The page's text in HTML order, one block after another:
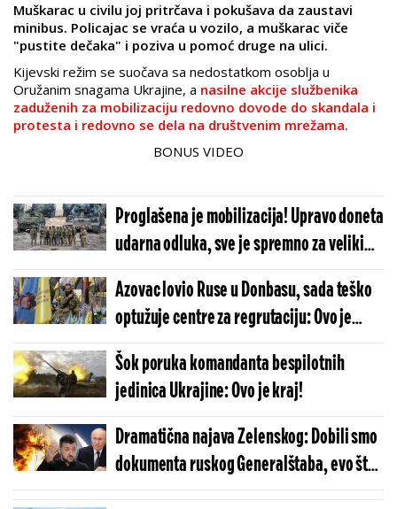
Muškarac u civilu joj pritrčava i pokušava da zaustavi
minibus. Policajac se vraća u vozilo, a muškarac viče
"pustite dečaka" i poziva u pomoć druge na ulici.
Kijevski režim se suočava sa nedostatkom osoblja u
Oružanim snagama Ukrajine, a nasilne akcije službenika
zaduženih za mobilizaciju redovno dovode do skandala i
protesta i redovno se dela na društvenim mrežama.
BONUS VIDEO
Proglašena je mobilizacija! Upravo doneta
udarna odluka, sve je spremno za veliki
ratni sukob
Azovac lovio Ruse u Donbasu, sada teško
optužuje centre za regrutaciju: Ovo je
veleizdaja
Šok poruka komandanta bespilotnih
jedinica Ukrajine: Ovo je kraj!
Dramatična najava Zelenskog: Dobili smo
dokumenta ruskog Generalštaba, evo šta
planiraju!